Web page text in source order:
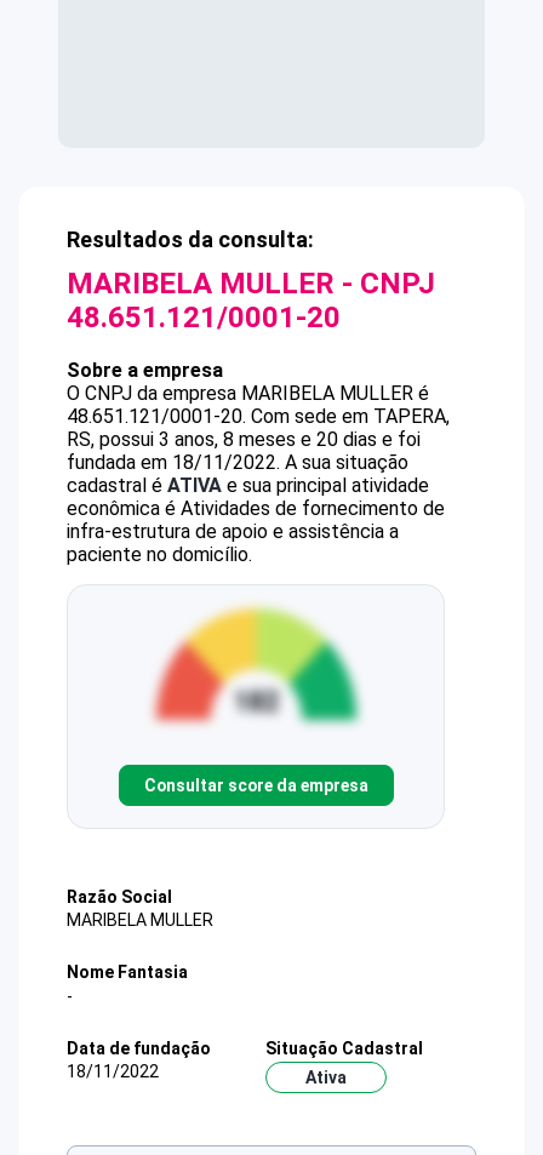
Resultados da consulta:
MARIBELA MULLER - CNPJ
48.651.121/0001-20
Sobre a empresa
O CNPJ da empresa MARIBELA MULLER é
48.651.121/0001-20. Com sede em TAPERA,
RS, possui 3 anos, 8 meses e 20 dias e foi
fundada em 18/11/2022. A sua situação
cadastral é ATIVA e sua principal atividade
econômica é Atividades de fornecimento de
infra-estrutura de apoio e assistência a
paciente no domicílio.
Consultar score da empresa
Razão Social
MARIBELA MULLER
Nome Fantasia
-
Data de fundação
18/11/2022
Situação Cadastral
Ativa